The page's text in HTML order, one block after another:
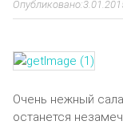
Очень нежный
останется